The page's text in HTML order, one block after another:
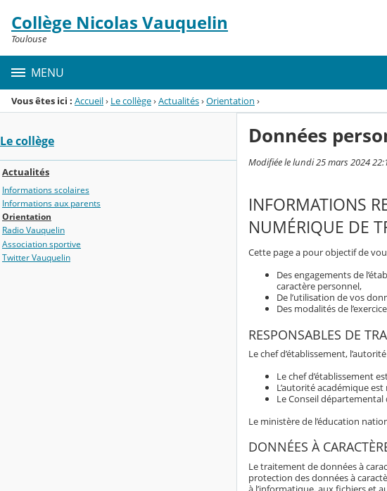
Menu de la rubrique
Contenu
Collège Nicolas Vauquelin
Toulouse
MENU
Vous êtes ici : Accueil› Le collège›Actualités›Orientation ›
Le collège
Actualités
Informations scolaires
Informations aux parents
Orientation
Radio Vauquelin
Association sportive
Twitter Vauquelin
Données
Modifiée le lundi 25 mars 2024
INFORMATIONS
NUMÉRIQUE DE
Cette page a pour objectif de
Des engagements de
caractère personnel,
De l’utilisation de vos
Des modalités de
RESPONSABLES DE
Le chef d’établissement,
Le chef d’établissement
L’autorité académique
Le Conseil
Le ministère de l’éducation
DONNÉES À
Le traitement de données à
protection des données à